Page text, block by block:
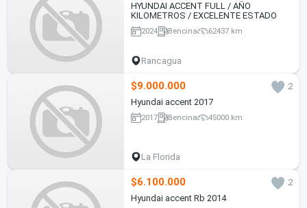
HYUNDAI ACCENT FULL / AÑO
KILOMETROS / EXCELENTE ESTADO
2024 Bencina 62437 km
Rancagua
$9.000.000
2
Hyundai accent 2017
2017 Bencina 45000 km
La Florida
$6.100.000
2
Hyundai accent Rb 2014